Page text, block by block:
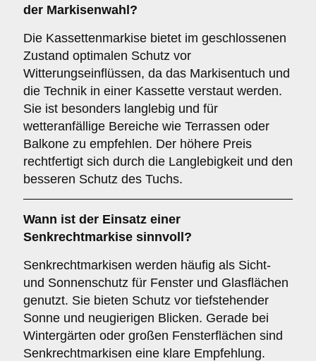
der Markisenwahl?
Die Kassettenmarkise bietet im geschlossenen
Zustand optimalen Schutz vor
Witterungseinflüssen, da das Markisentuch und
die Technik in einer Kassette verstaut werden.
Sie ist besonders langlebig und für
wetteranfällige Bereiche wie Terrassen oder
Balkone zu empfehlen. Der höhere Preis
rechtfertigt sich durch die Langlebigkeit und den
besseren Schutz des Tuchs.
Wann ist der Einsatz einer
Senkrechtmarkise sinnvoll?
Senkrechtmarkisen werden häufig als Sicht-
und Sonnenschutz für Fenster und Glasflächen
genutzt. Sie bieten Schutz vor tiefstehender
Sonne und neugierigen Blicken. Gerade bei
Wintergärten oder großen Fensterflächen sind
Senkrechtmarkisen eine klare Empfehlung.